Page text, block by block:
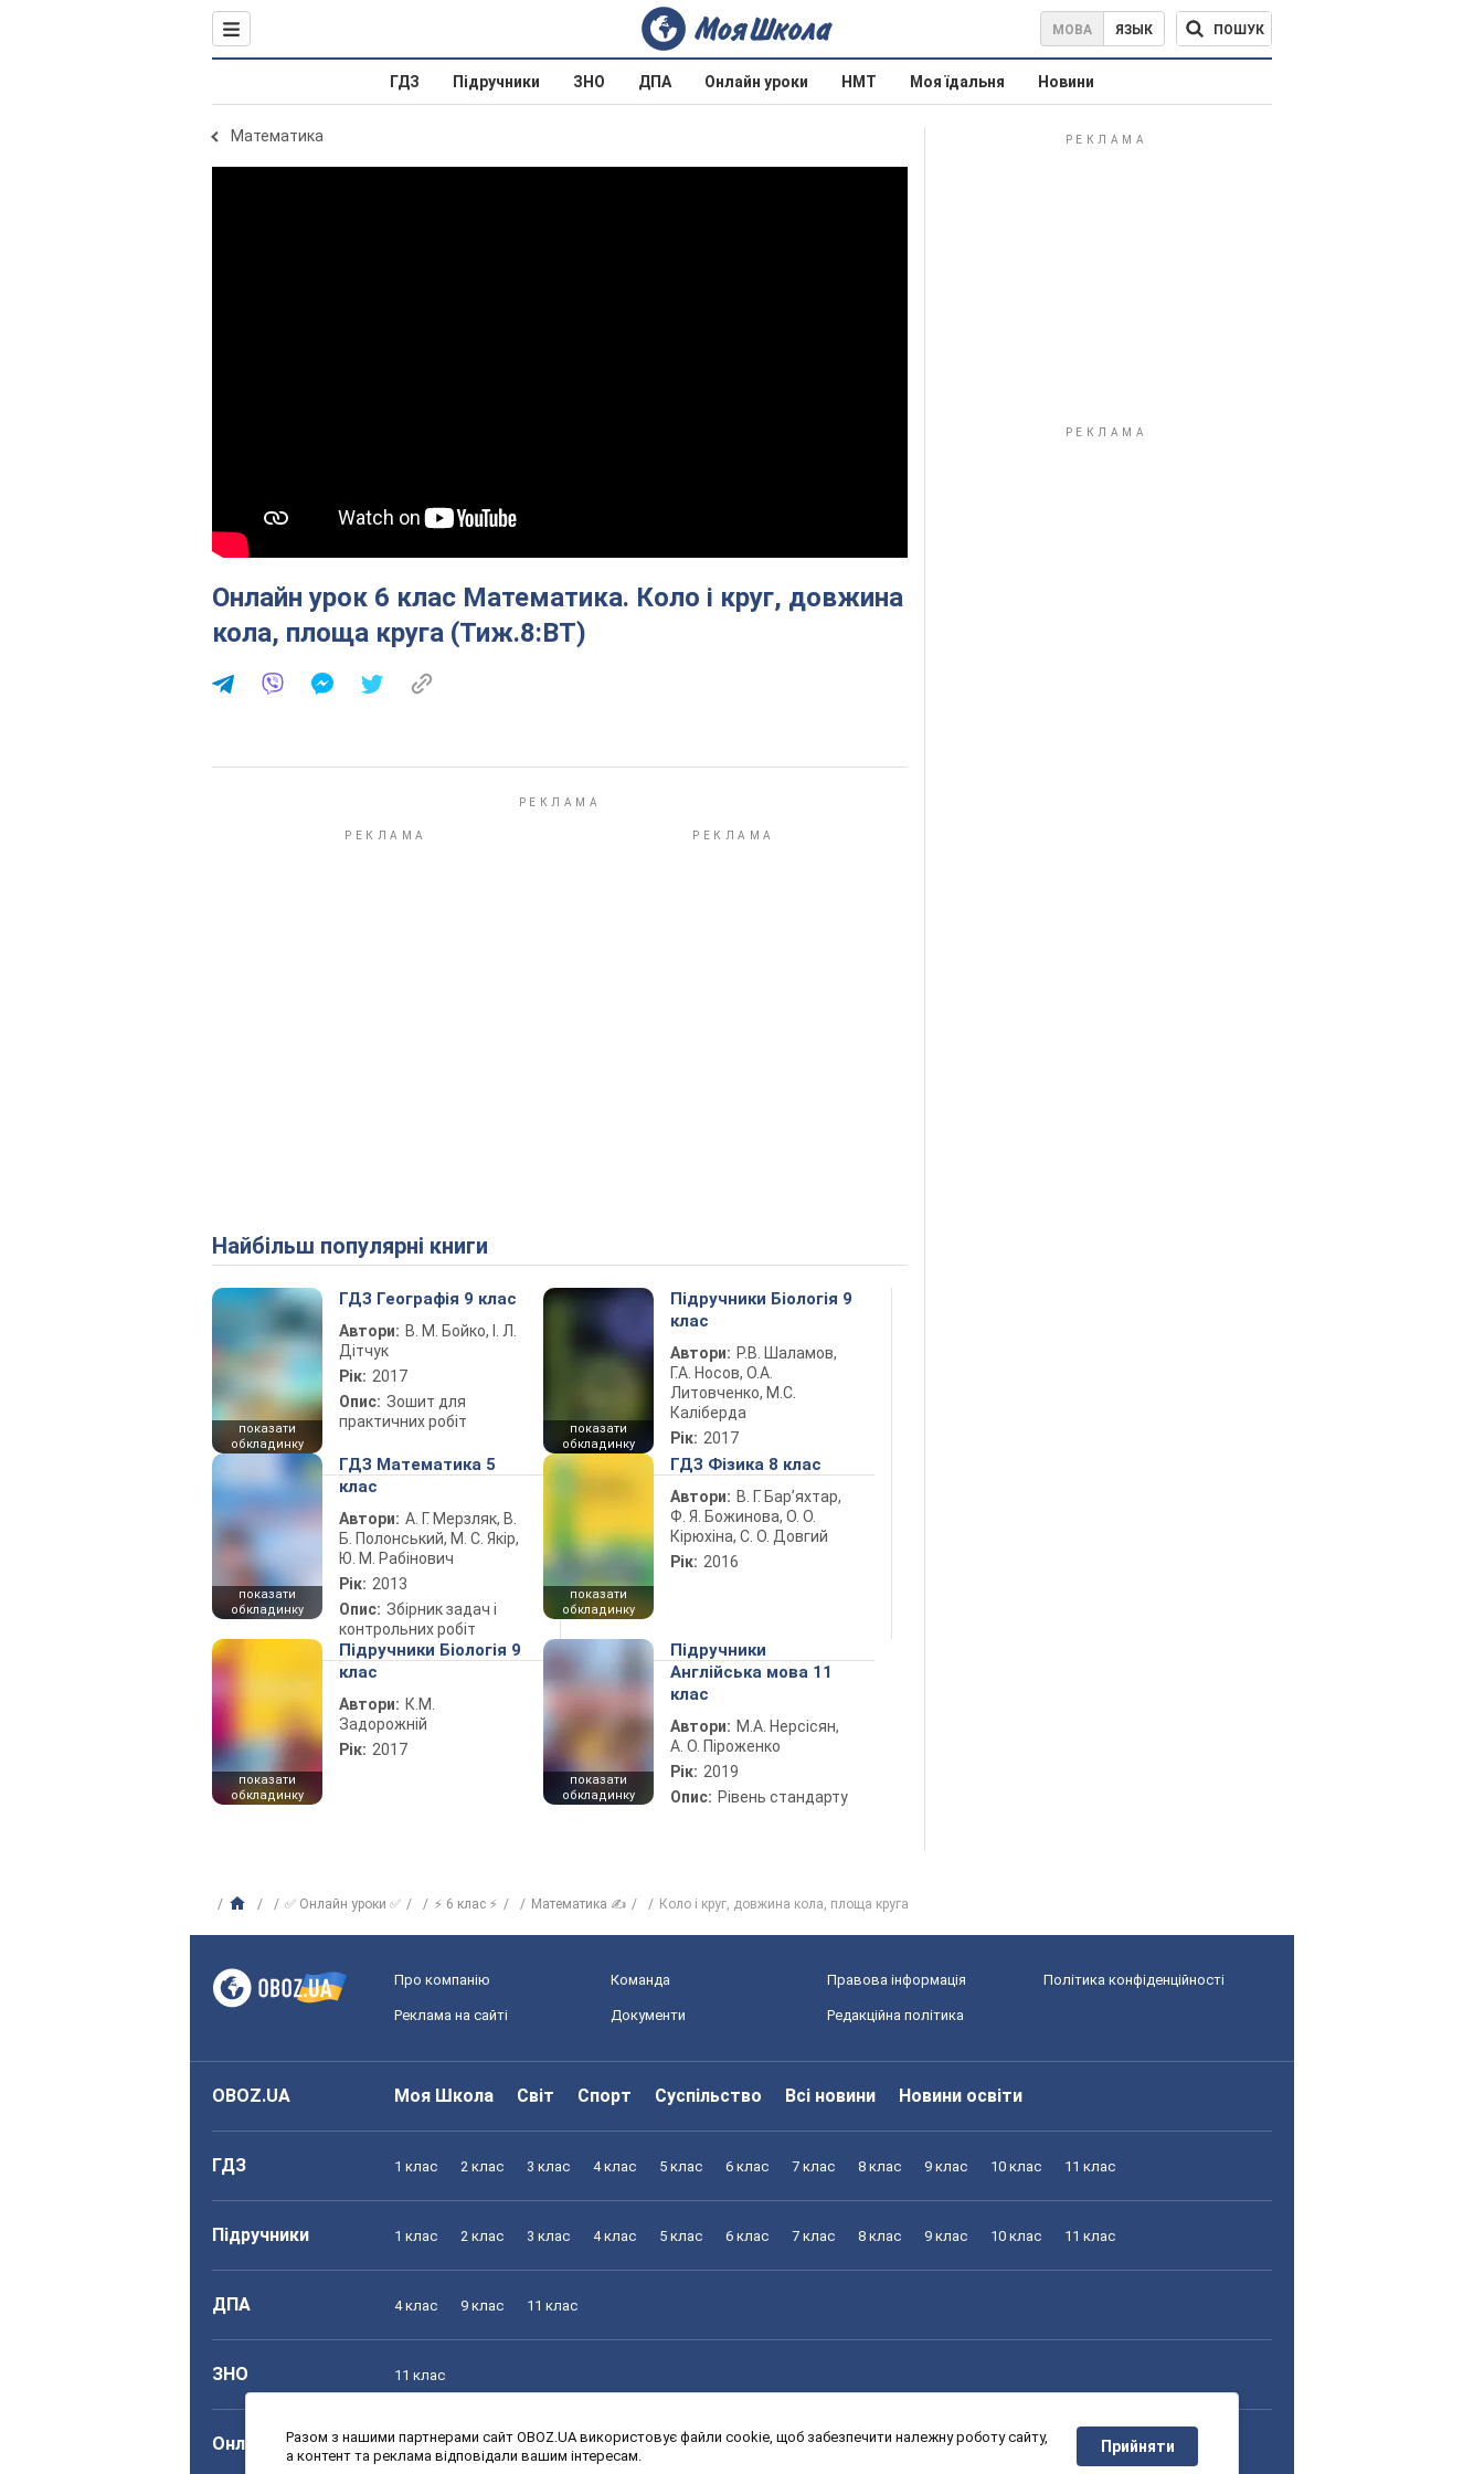
МОВА ЯЗЫК ПОШУК
ГДЗ Підручники ЗНО ДПА Онлайн уроки НМТ Моя їдальня Новини
Математика
Онлайн урок 6 клас Математика. Коло і круг, довжина
кола, площа круга (Тиж.8:ВТ)
Найбільш популярні книги
показати
обкладинку
ГДЗ Географія 9 клас
Автори: В. М. Бойко, І. Л.
Дітчук
Рік: 2017
Опис: Зошит для
практичних робіт
показати
обкладинку
Підручники Біологія 9
клас
Автори: Р.В. Шаламов,
Г.А. Носов, О.А.
Литовченко, М.С.
Каліберда
Рік: 2017
показати
обкладинку
ГДЗ Математика 5
клас
Автори: А. Г. Мерзляк, В.
Б. Полонський, М. С. Якір,
Ю. М. Рабінович
Рік: 2013
Опис: Збірник задач і
контрольних робіт
показати
обкладинку
ГДЗ Фізика 8 клас
Автори: В. Г. Бар’яхтар,
Ф. Я. Божинова, О. О.
Кірюхіна, С. О. Довгий
Рік: 2016
показати
обкладинку
Підручники Біологія 9
клас
Автори: К.М.
Задорожній
Рік: 2017
показати
обкладинку
Підручники
Англійська мова 11
клас
Автори: М.А. Нерсісян,
А. О. Піроженко
Рік: 2019
Опис: Рівень стандарту
✅ Онлайн уроки ✅ ⚡ 6 клас ⚡ Математика ✍ Коло і круг, довжина кола, площа круга
Про компанію Команда Правова інформація Політика конфіденційності
Реклама на сайті Документи Редакційна політика
OBOZ.UA Моя Школа Світ Спорт Суспільство Всі новини Новини освіти
ГДЗ 1 клас 2 клас 3 клас 4 клас 5 клас 6 клас 7 клас 8 клас 9 клас 10 клас 11 клас
Підручники 1 клас 2 клас 3 клас 4 клас 5 клас 6 клас 7 клас 8 клас 9 клас 10 клас 11 клас
ДПА 4 клас 9 клас 11 клас
ЗНО 11 клас
Онлайн уроки 1 клас 2 клас 3 клас 4 клас 5 клас 6 клас 7 клас 8 клас 9 клас 10 клас 11 клас
Разом з нашими партнерами сайт OBOZ.UA використовує файли cookie, щоб забезпечити належну роботу сайту,
а контент та реклама відповідали вашим інтересам.
Прийняти